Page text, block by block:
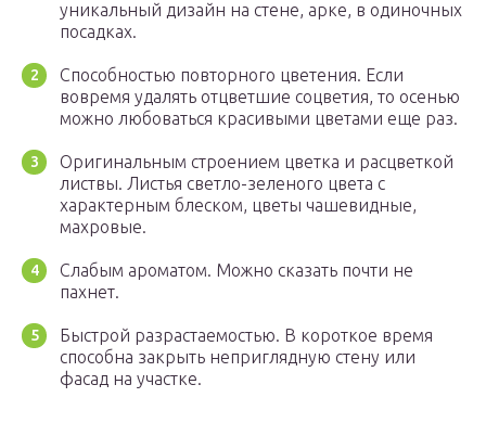
уникальный дизайн на стене, арке, в одиночных
посадках.
Способностью повторного цветения. Если
вовремя удалять отцветшие соцветия, то осенью
можно любоваться красивыми цветами еще раз.
Оригинальным строением цветка и расцветкой
листвы. Листья светло-зеленого цвета с
характерным блеском, цветы чашевидные,
махровые.
Слабым ароматом. Можно сказать почти не
пахнет.
Быстрой разрастаемостью. В короткое время
способна закрыть неприглядную стену или
фасад на участке.